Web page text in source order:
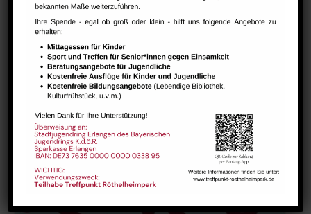
Ähnliche Veranstaltungen